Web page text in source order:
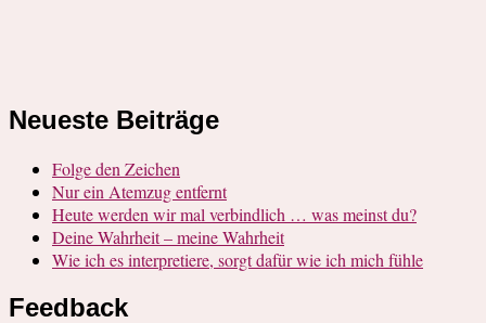
Neueste Beiträge
Folge den Zeichen
Nur ein Atemzug entfernt
Heute werden wir mal verbindlich … was meinst du?
Deine Wahrheit – meine Wahrheit
Wie ich es interpretiere, sorgt dafür wie ich mich fühle
Feedback